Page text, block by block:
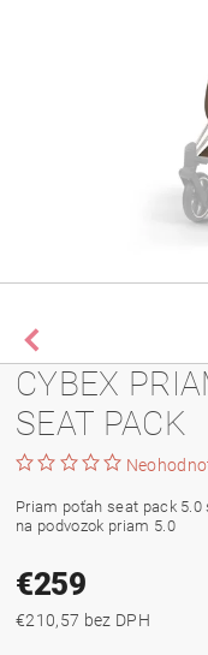
CYBEX
SEAT PACK
Priam poťah seat pack
na podvozok priam 5.0
€259
€210,57 bez DPH